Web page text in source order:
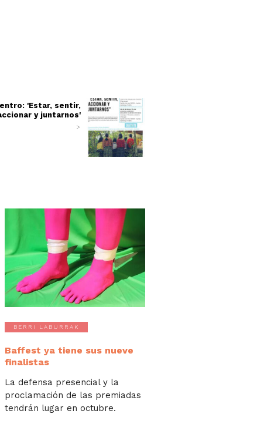
'Estar, sentir,
y juntarnos'
>
BERRI LABURRAK
Baffest ya tiene sus nueve
finalistas
La defensa presencial y la
proclamación de las premiadas
tendrán lugar en octubre.